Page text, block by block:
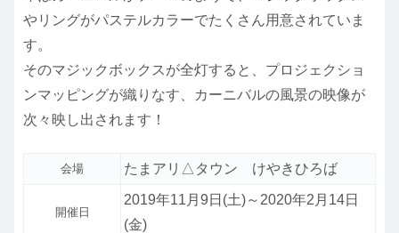
やリングがパステルカラーでたくさん用意されていま
す。
そのマジックボックスが全灯すると、プロジェクショ
ンマッピングが織りなす、カーニバルの風景の映像が
次々映し出されます！
会場 たまアリ△タウン けやきひろば
開催日
2019年11月9日(土)～2020年2月14日
(金)